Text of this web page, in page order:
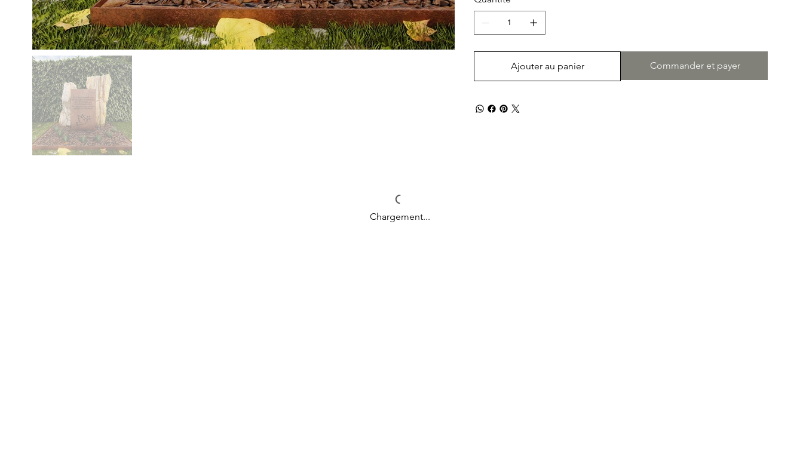
Ajouter au panier Commander et payer
Chargement...